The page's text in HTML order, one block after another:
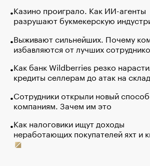
Казино проиграло. Как ИИ-агенты
разрушают букмекерскую
Выживают сильнейших. Почему
избавляются от лучших
Как банк Wildberries резко
кредиты селлерам до атак на
Сотрудники открыли новый
компаниям. Зачем им это
Как налоговики ищут доходы
неработающих покупателей яхт и